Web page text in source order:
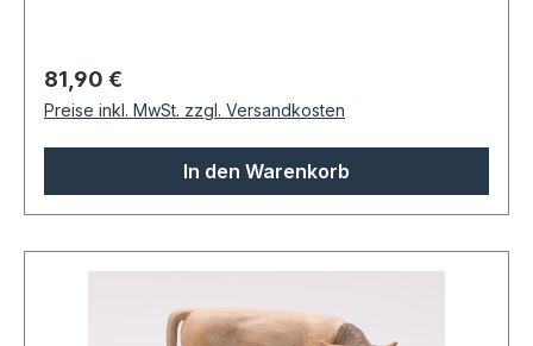
Regulärer Preis:
81,90 €
Preise inkl. MwSt. zzgl. Versandkosten
In den Warenkorb